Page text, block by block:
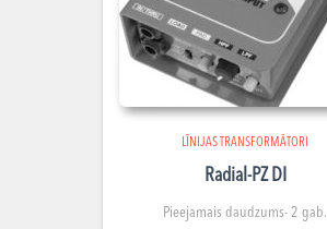
LĪNIJAS TRANSFORMĀTORI
Radial-PZ DI
Pieejamais daudzums- 2 gab.